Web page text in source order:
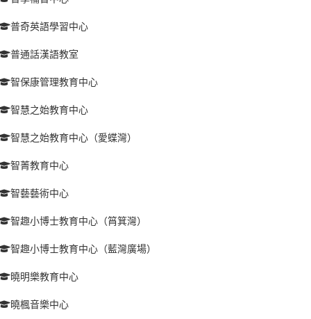
普奇英語學習中心
普通話漢語教室
智保康管理教育中心
智慧之始教育中心
智慧之始教育中心（愛蝶灣）
智菁教育中心
智藝藝術中心
智趣小博士教育中心（筲箕灣）
智趣小博士教育中心（藍灣廣場）
曉明樂教育中心
曉楓音樂中心